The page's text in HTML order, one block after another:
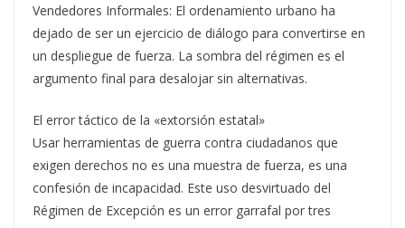
Vendedores Informales: El ordenamiento urbano ha
dejado de ser un ejercicio de diálogo para convertirse en
un despliegue de fuerza. La sombra del régimen es el
argumento final para desalojar sin alternativas.
El error táctico de la «extorsión estatal»
Usar herramientas de guerra contra ciudadanos que
exigen derechos no es una muestra de fuerza, es una
confesión de incapacidad. Este uso desvirtuado del
Régimen de Excepción es un error garrafal por tres